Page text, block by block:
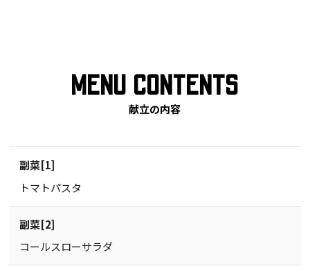
MENU CONTENTS
献立の内容
副菜[1]
トマトパスタ
副菜[2]
コールスローサラダ